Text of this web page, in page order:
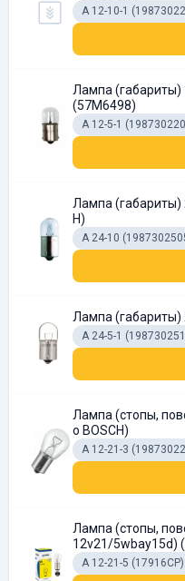
А 12-10-1
Лампа (габариты)
(57M6498)
А 12-5-1
Лампа (габариты)
H)
А 24-10
Лампа (габариты)
А 24-5-1
Лампа (стопы,
о BOSCH)
А 12-21-3
Лампа (стопы,
12v21/5wbay15d)
А 12-21-5 (17916CP)